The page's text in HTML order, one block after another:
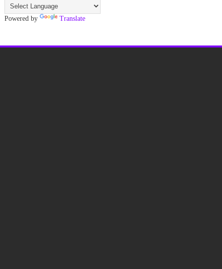
Powered by Translate